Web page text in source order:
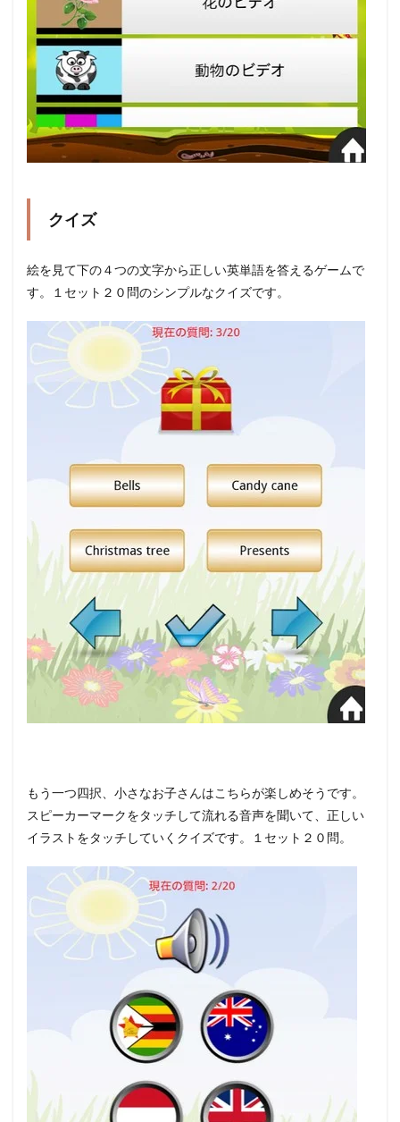
クイズ
絵を見て下の４つの文字から正しい英単語を答えるゲームで
す。１セット２０問のシンプルなクイズです。
もう一つ四択、小さなお子さんはこちらが楽しめそうです。
スピーカーマークをタッチして流れる音声を聞いて、正しい
イラストをタッチしていくクイズです。１セット２０問。